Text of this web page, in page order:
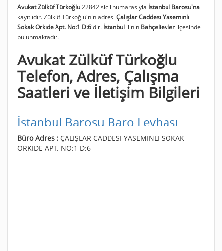
Avukat Zülküf Türkoğlu 22842 sicil numarasıyla İstanbul Barosu'na
kayıtlıdır. Zülküf Türkoğlu'nin adresi Çalışlar Caddesı Yasemınlı
Sokak Orkıde Apt. No:1 D:6'dir. İstanbul ilinin Bahçelievler ilçesinde
bulunmaktadır.
Avukat Zülküf Türkoğlu
Telefon, Adres, Çalışma
Saatleri ve İletişim Bilgileri
İstanbul Barosu Baro Levhası
Büro Adres : ÇALIŞLAR CADDESI YASEMINLI SOKAK
ORKIDE APT. NO:1 D:6